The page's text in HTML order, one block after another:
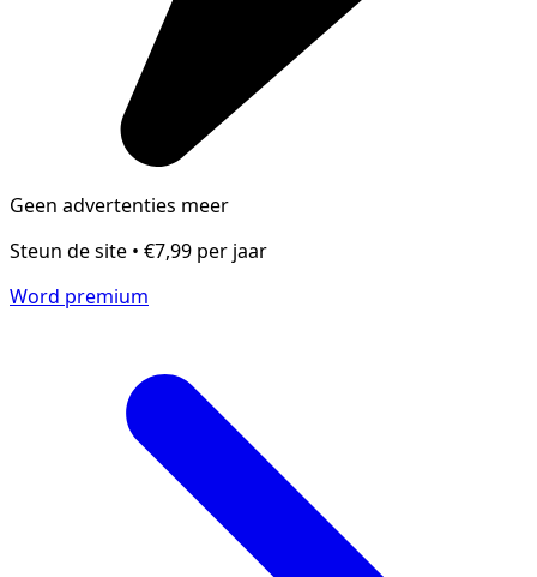
Geen advertenties meer
Steun de site • €7,99 per jaar
Word premium